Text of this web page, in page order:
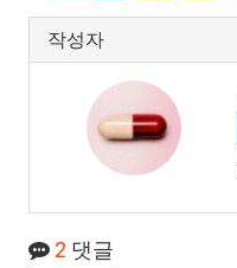
작성자
2 댓글